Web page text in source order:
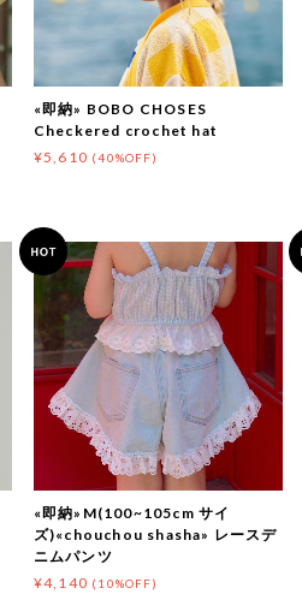
«即納» BOBO CHOSES
Checkered crochet hat
¥5,610 (40%OFF)
«即納»M(100~105cm サイ
ズ)«chouchou shasha» レースデ
ニムパンツ
¥4,140 (10%OFF)